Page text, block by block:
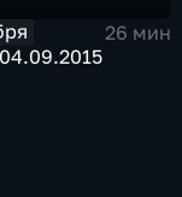
26 мин